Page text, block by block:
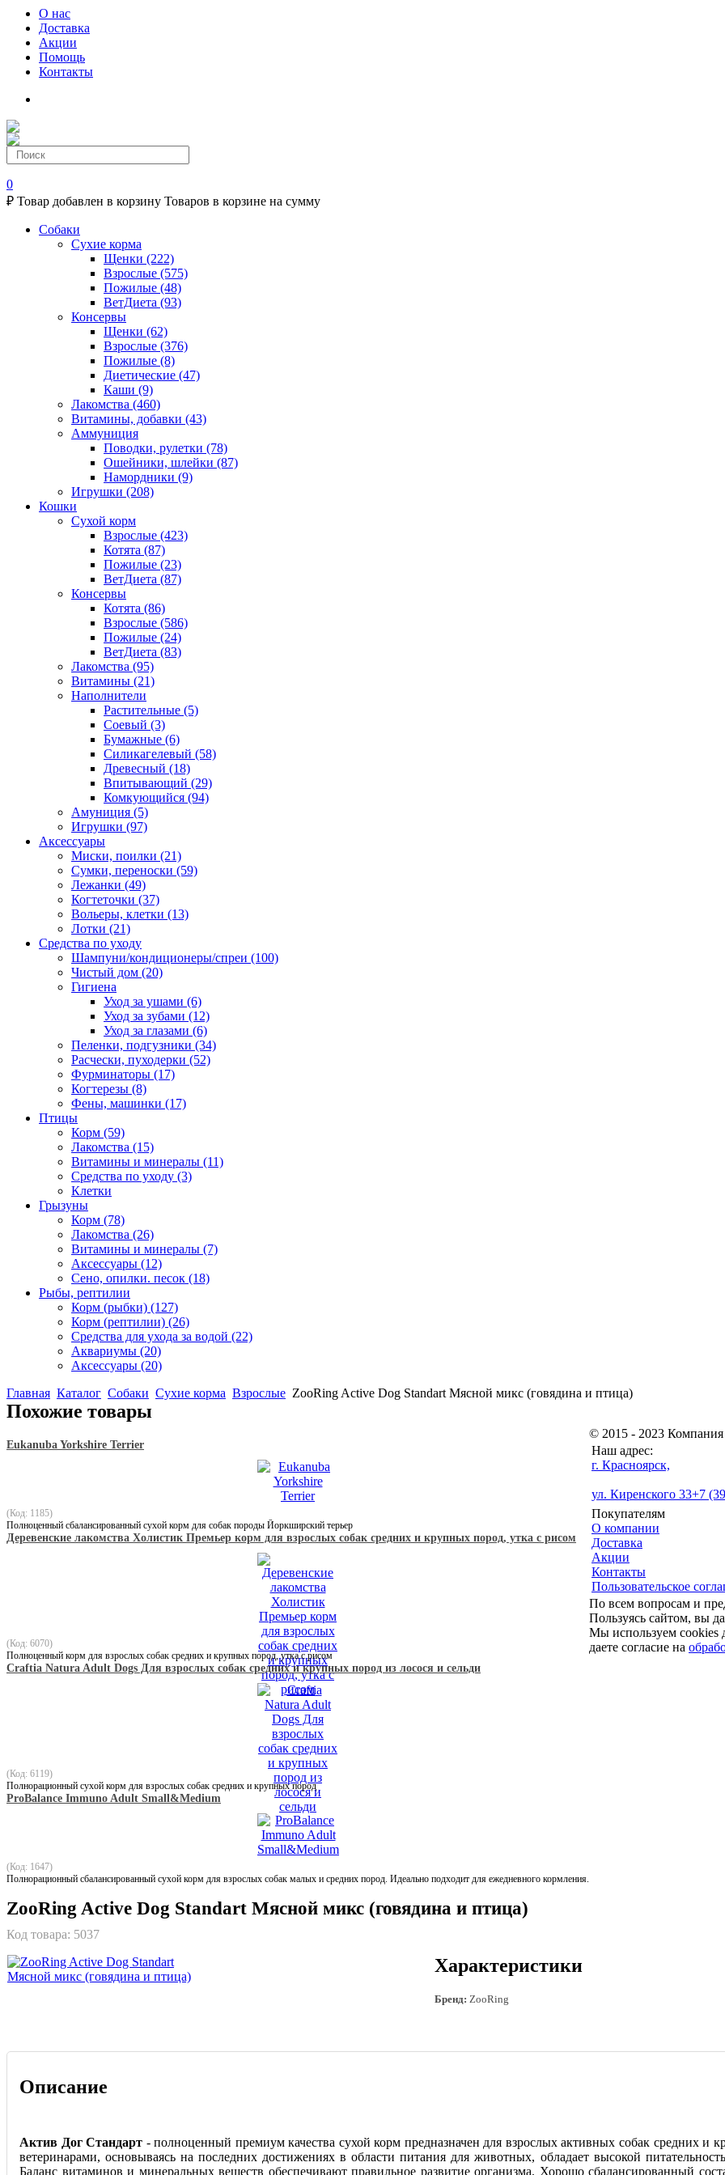
О нас
Доставка
Акции
Помощь
Контакты
0
₽ Товар добавлен в корзину Товаров в корзине на сумму
Собаки
Сухие корма
Щенки (222)
Взрослые (575)
Пожилые (48)
ВетДиета (93)
Консервы
Щенки (62)
Взрослые (376)
Пожилые (8)
Диетические (47)
Каши (9)
Лакомства (460)
Витамины, добавки (43)
Аммуниция
Поводки, рулетки (78)
Ошейники, шлейки (87)
Намордники (9)
Игрушки (208)
Кошки
Сухой корм
Взрослые (423)
Котята (87)
Пожилые (23)
ВетДиета (87)
Консервы
Котята (86)
Взрослые (586)
Пожилые (24)
ВетДиета (83)
Лакомства (95)
Витамины (21)
Наполнители
Растительные (5)
Соевый (3)
Бумажные (6)
Силикагелевый (58)
Древесный (18)
Впитывающий (29)
Комкующийся (94)
Амуниция (5)
Игрушки (97)
Аксессуары
Миски, поилки (21)
Сумки, переноски (59)
Лежанки (49)
Когтеточки (37)
Вольеры, клетки (13)
Лотки (21)
Средства по уходу
Шампуни/кондиционеры/спреи (100)
Чистый дом (20)
Гигиена
Уход за ушами (6)
Уход за зубами (12)
Уход за глазами (6)
Пеленки, подгузники (34)
Расчески, пуходерки (52)
Фурминаторы (17)
Когтерезы (8)
Фены, машинки (17)
Птицы
Корм (59)
Лакомства (15)
Витамины и минералы (11)
Средства по уходу (3)
Клетки
Грызуны
Корм (78)
Лакомства (26)
Витамины и минералы (7)
Аксессуары (12)
Сено, опилки. песок (18)
Рыбы, рептилии
Корм (рыбки) (127)
Корм (рептилии) (26)
Средства для ухода за водой (22)
Аквариумы (20)
Аксессуары (20)
Главная Каталог Собаки Сухие корма Взрослые ZooRing Active Dog Standart Мясной микс (говядина и птица)
Похожие товары
Eukanuba Yorkshire Terrier
(Код: 1185)
Полноценный сбалансированный сухой корм для собак породы Йоркширский терьер
Деревенские лакомства Холистик Премьер корм для взрослых собак средних и крупных пород, утка с рисом
(Код: 6070)
Полноценный корм для взрослых собак средних и крупных пород, утка с рисом
Craftia Natura Adult Dogs Для взрослых собак средних и крупных пород из лосося и сельди
(Код: 6119)
Полнорационный сухой корм для взрослых собак средних и крупных пород
ProBalance Immuno Adult Small&Medium
(Код: 1647)
Полнорационный сбалансированный сухой корм для взрослых собак малых и средних пород. Идеально подходит для ежедневного кормления.
ZooRing Active Dog Standart Мясной микс (говядина и птица)
Код товара: 5037
Характеристики
Бренд: ZooRing
Описание
Актив Дог Стандарт - полноценный премиум качества сухой корм предназначен для взрослых активных собак средних и
ветеринарами, основываясь на последних достижениях в области питания для животных, обладает высокой
Баланс витаминов и минеральных веществ обеспечивают правильное развитие организма. Хорошо сбалансированный
© 2015 - 2023
Наш адрес:
г. Красноярск,
ул. Киренского 33+7
Покупателям
О компании
Доставка
Акции
Контакты
Пользовательское
По всем вопросам и
Пользуясь сайтом, вы
Мы используем cookies
даете согласие на